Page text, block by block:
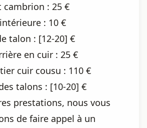
cambrion : 25 €
: 10 €
talon : [12-20] €
en cuir : 25 €
cuir cousu : 110 €
talons : [10-20] €
prestations, nous vous
de faire appel à un